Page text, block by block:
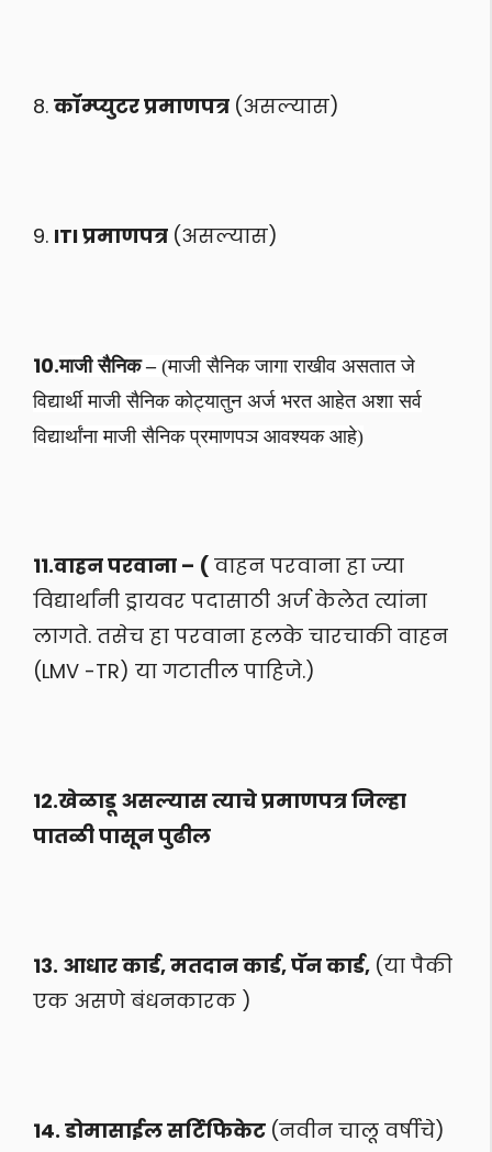
8. कॉम्प्युटर प्रमाणपत्र (असल्यास)
9. ITI प्रमाणपत्र (असल्यास)
10.माजी सैनिक – (माजी सैनिक जागा राखीव असतात जे
विद्यार्थी माजी सैनिक कोट्यातुन अर्ज भरत आहेत अशा सर्व
विद्यार्थांना माजी सैनिक प्रमाणपञ आवश्यक आहे)
11.वाहन परवाना – ( वाहन परवाना हा ज्या
विद्यार्थांनी ड्रायवर पदासाठी अर्ज केलेत त्यांना
लागते. तसेच हा परवाना हलके चारचाकी वाहन
(LMV -TR) या गटातील पाहिजे.)
12.खेळाडू असल्यास त्याचे प्रमाणपत्र जिल्हा
पातळी पासून पुढील
13. आधार कार्ड, मतदान कार्ड, पॅन कार्ड, (या पैकी
एक असणे बंधनकारक )
14. डोमासाईल सर्टिफिकेट (नवीन चालू वर्षीचे)